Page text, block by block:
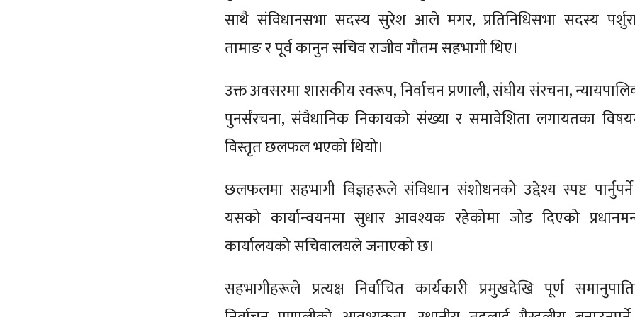
साथै संविधानसभा सदस्य सुरेश आले मगर, प्रतिनिधिसभा सदस्य
तामाङ र पूर्व कानुन सचिव राजीव गौतम सहभागी थिए।
उक्त अवसरमा शासकीय स्वरूप, निर्वाचन प्रणाली, संघीय संरचना,
पुनर्संरचना, संवैधानिक निकायको संख्या र समावेशिता लगायतका
विस्तृत छलफल भएको थियो।
छलफलमा सहभागी विज्ञहरूले संविधान संशोधनको उद्देश्य स्पष्ट
यसको कार्यान्वयनमा सुधार आवश्यक रहेकोमा जोड दिएको
कार्यालयको सचिवालयले जनाएको छ।
सहभागीहरूले प्रत्यक्ष निर्वाचित कार्यकारी प्रमुखदेखि पूर्ण